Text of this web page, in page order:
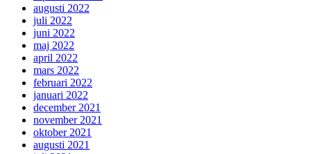
augusti 2022
juli 2022
juni 2022
maj 2022
april 2022
mars 2022
februari 2022
januari 2022
december 2021
november 2021
oktober 2021
augusti 2021